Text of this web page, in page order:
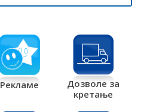
Рекламе
Дозволе за
кретање